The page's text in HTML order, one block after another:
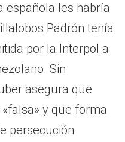
española les habría
Padrón tenía
por la Interpol a
Sin
asegura que
y que forma
persecución